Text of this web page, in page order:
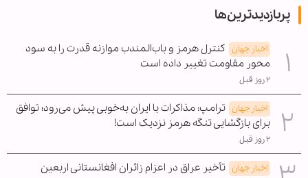
پربازدیدترین‌ها
اخبار جهان کنترل هرمز و باب‌المندب موازنه قدرت را به سود
محور مقاومت تغییر داده است
۲ روز قبل
اخبار جهان ترامپ: مذاکرات با ایران به‌خوبی پیش می‌رود؛ توافق
برای بازگشایی تنگه هرمز نزدیک است!
۲ روز قبل
اخبار جهان تأخیر عراق در اعزام زائران افغانستانی اربعین